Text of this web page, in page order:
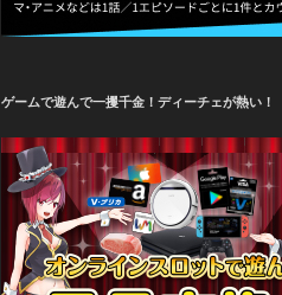
ゲームで遊んで一攫千金！ディーチェが熱い！